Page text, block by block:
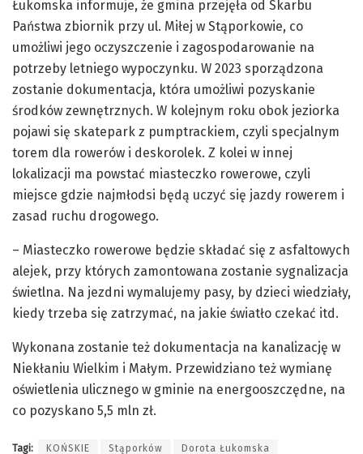
Łukomska informuje, że gmina przejęła od Skarbu
Państwa zbiornik przy ul. Miłej w Stąporkowie, co
umożliwi jego oczyszczenie i zagospodarowanie na
potrzeby letniego wypoczynku. W 2023 sporządzona
zostanie dokumentacja, która umożliwi pozyskanie
środków zewnętrznych. W kolejnym roku obok jeziorka
pojawi się skatepark z pumptrackiem, czyli specjalnym
torem dla rowerów i deskorolek. Z kolei w innej
lokalizacji ma powstać miasteczko rowerowe, czyli
miejsce gdzie najmłodsi będą uczyć się jazdy rowerem i
zasad ruchu drogowego.
– Miasteczko rowerowe będzie składać się z asfaltowych
alejek, przy których zamontowana zostanie sygnalizacja
świetlna. Na jezdni wymalujemy pasy, by dzieci wiedziały,
kiedy trzeba się zatrzymać, na jakie światło czekać itd.
Wykonana zostanie też dokumentacja na kanalizację w
Niekłaniu Wielkim i Małym. Przewidziano też wymianę
oświetlenia ulicznego w gminie na energooszczędne, na
co pozyskano 5,5 mln zł.
Tagi: KOŃSKIE Stąporków Dorota Łukomska